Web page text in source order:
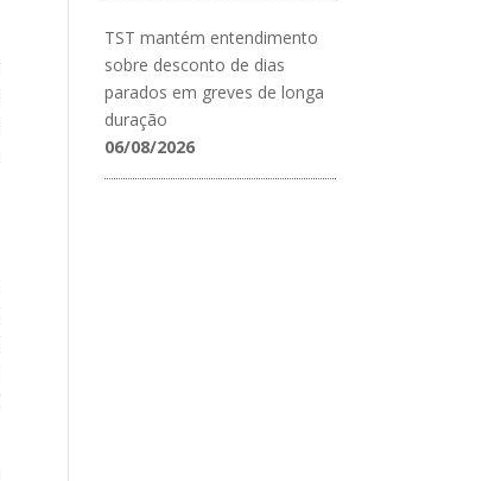
TST mantém entendimento
sobre desconto de dias
parados em greves de longa
duração
06/08/2026